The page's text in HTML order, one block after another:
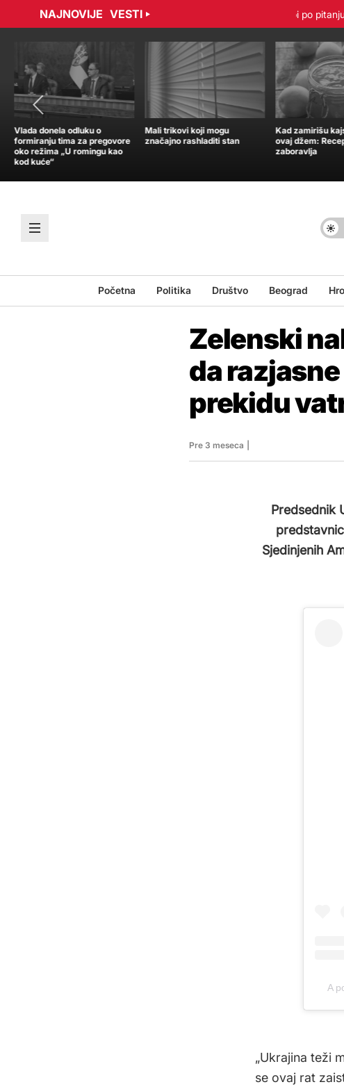
NAJNOVIJE VESTI
sporazumno raskinuli ugovor Tramp: Nisam u žurbi po pitanju
Vlada donela odluku o
formiranju tima za pregovore
oko režima „U romingu kao
kod kuće“
Mali trikovi koji mogu
značajno rashladiti stan
Kad zamirišu
ovaj džem:
zaboravlja
Početna Politika Društvo Beograd
Zelenski
da
prekidu
Pre 3 meseca
Predsednik
Sjedinjenih
A
„Ukrajina teži
se ovaj rat